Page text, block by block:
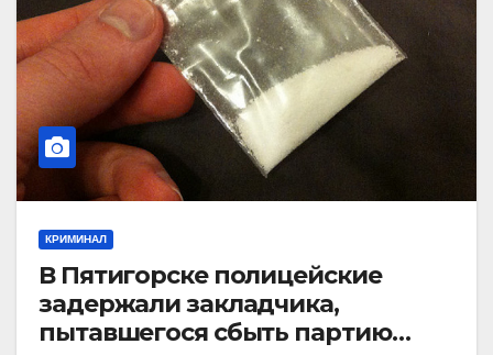
КРИМИНАЛ
В Пятигорске полицейские
задержали закладчика,
пытавшегося сбыть партию